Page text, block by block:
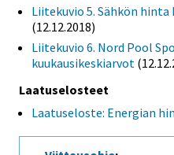
Liitekuvio 5. Sähkön
(12.12.2018)
Liitekuvio 6. Nord Pool
kuukausikeskiarvot
Laatuselosteet
Laatuseloste: Energian